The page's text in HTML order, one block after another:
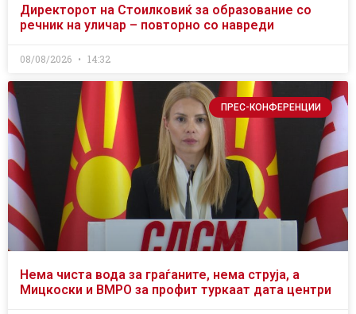
Директорот на Стоилковиќ за образование со
речник на уличар – повторно со навреди
08/08/2026 14:32
ПРЕС-КОНФЕРЕНЦИИ
Нема чиста вода за граѓаните, нема струја, а
Мицкоски и ВМРО за профит туркаат дата центри